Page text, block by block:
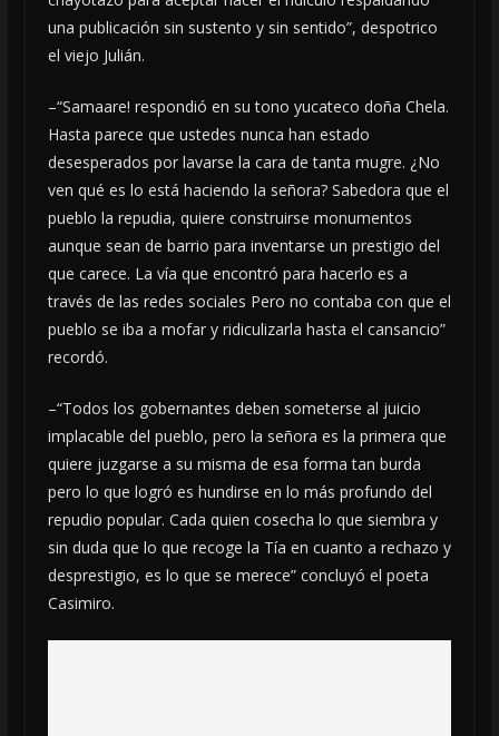
una publicación sin sustento y sin sentido”, despotrico
el viejo Julián.
–“Samaare! respondió en su tono yucateco doña Chela.
Hasta parece que ustedes nunca han estado
desesperados por lavarse la cara de tanta mugre. ¿No
ven qué es lo está haciendo la señora? Sabedora que el
pueblo la repudia, quiere construirse monumentos
aunque sean de barrio para inventarse un prestigio del
que carece. La vía que encontró para hacerlo es a
través de las redes sociales Pero no contaba con que el
pueblo se iba a mofar y ridiculizarla hasta el cansancio”
recordó.
–“Todos los gobernantes deben someterse al juicio
implacable del pueblo, pero la señora es la primera que
quiere juzgarse a su misma de esa forma tan burda
pero lo que logró es hundirse en lo más profundo del
repudio popular. Cada quien cosecha lo que siembra y
sin duda que lo que recoge la Tía en cuanto a rechazo y
desprestigio, es lo que se merece” concluyó el poeta
Casimiro.